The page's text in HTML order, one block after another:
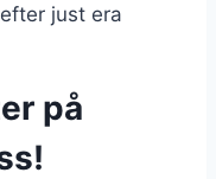
just era
på
!